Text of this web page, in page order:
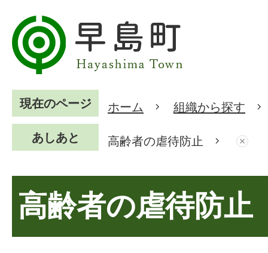
現在のページ ホーム 組織から探す
あしあと 高齢者の虐待防止
高齢者の虐待防止